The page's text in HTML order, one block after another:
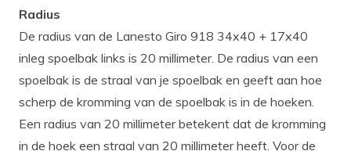
Radius
De radius van de Lanesto Giro 918 34x40 + 17x40
inleg spoelbak links is 20 millimeter. De radius van een
spoelbak is de straal van je spoelbak en geeft aan hoe
scherp de kromming van de spoelbak is in de hoeken.
Een radius van 20 millimeter betekent dat de kromming
in de hoek een straal van 20 millimeter heeft. Voor de